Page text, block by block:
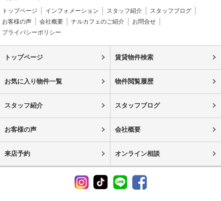
トップページ インフォメーション スタッフ紹介
スタッフブログ
お客様の声
会社概要 ナルカフェのご紹介
お問合せ
プライバシーポリシー
トップページ 賃貸物件検索
お気に入り物件一覧 物件閲覧履歴
スタッフ紹介 スタッフブログ
お客様の声 会社概要
来店予約 オンライン相談